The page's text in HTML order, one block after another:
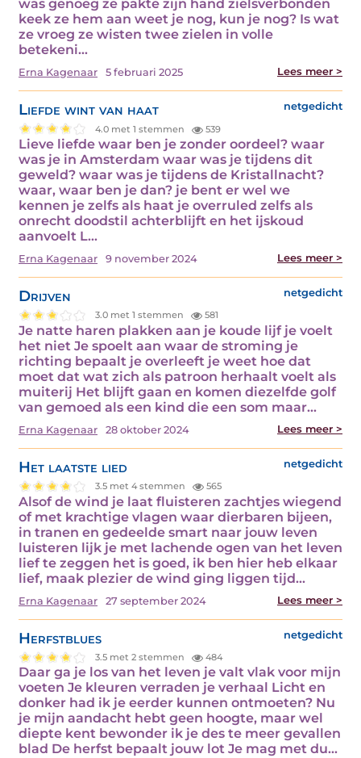
was genoeg ze pakte zijn hand zielsverbonden
keek ze hem aan weet je nog, kun je nog? Is wat
ze vroeg ze wisten twee zielen in volle
betekeni...
Erna Kagenaar 5 februari 2025 Lees meer >
Liefde wint van haat netgedicht
4.0 met 1 stemmen 539
Lieve liefde waar ben je zonder oordeel? waar
was je in Amsterdam waar was je tijdens dit
geweld? waar was je tijdens de Kristallnacht?
waar, waar ben je dan? je bent er wel we
kennen je zelfs als haat je overruled zelfs als
onrecht doodstil achterblijft en het ijskoud
aanvoelt L...
Erna Kagenaar 9 november 2024 Lees meer >
Drijven netgedicht
3.0 met 1 stemmen 581
Je natte haren plakken aan je koude lijf je voelt
het niet Je spoelt aan waar de stroming je
richting bepaalt je overleeft je weet hoe dat
moet dat wat zich als patroon herhaalt voelt als
muiterij Het blijft gaan en komen diezelfde golf
van gemoed als een kind die een som maar...
Erna Kagenaar 28 oktober 2024 Lees meer >
Het laatste lied netgedicht
3.5 met 4 stemmen 565
Alsof de wind je laat fluisteren zachtjes wiegend
of met krachtige vlagen waar dierbaren bijeen,
in tranen en gedeelde smart naar jouw leven
luisteren lijk je met lachende ogen van het leven
lief te zeggen het is goed, ik ben hier heb elkaar
lief, maak plezier de wind ging liggen tijd...
Erna Kagenaar 27 september 2024 Lees meer >
Herfstblues netgedicht
3.5 met 2 stemmen 484
Daar ga je los van het leven je valt vlak voor mijn
voeten Je kleuren verraden je verhaal Licht en
donker had ik je eerder kunnen ontmoeten? Nu
je mijn aandacht hebt geen hoogte, maar wel
diepte kent bewonder ik je des te meer gevallen
blad De herfst bepaalt jouw lot Je mag met du...